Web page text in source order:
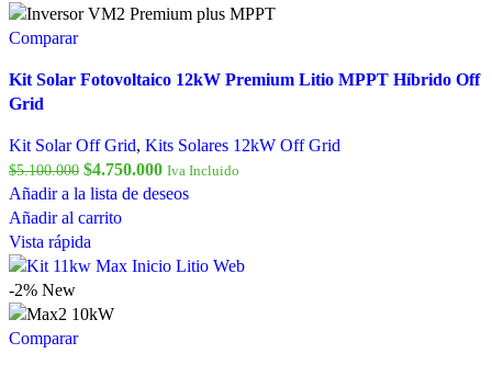
Comparar
Kit Solar Fotovoltaico 12kW Premium Litio MPPT Híbrido Off
Grid
Kit Solar Off Grid, Kits Solares 12kW Off Grid
$5.100.000 $4.750.000 Iva Incluido
Añadir a la lista de deseos
Añadir al carrito
Vista rápida
-2% New
Comparar